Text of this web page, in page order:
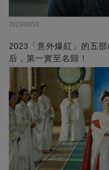
2023/09/18
2023「意外爆紅」的五
后，第一實至名歸！